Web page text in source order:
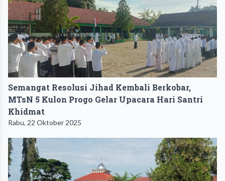
Semangat Resolusi Jihad Kembali Berkobar,
MTsN 5 Kulon Progo Gelar Upacara Hari Santri
Khidmat
Rabu, 22 Oktober 2025